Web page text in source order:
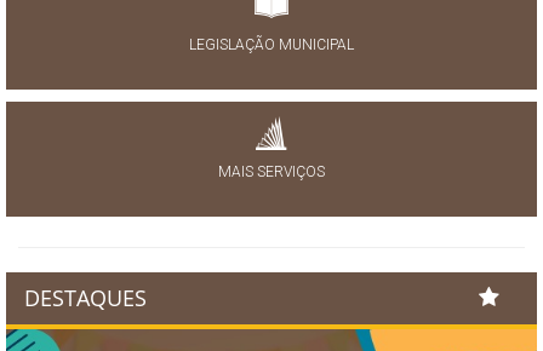
LEGISLAÇÃO MUNICIPAL
MAIS SERVIÇOS
DESTAQUES